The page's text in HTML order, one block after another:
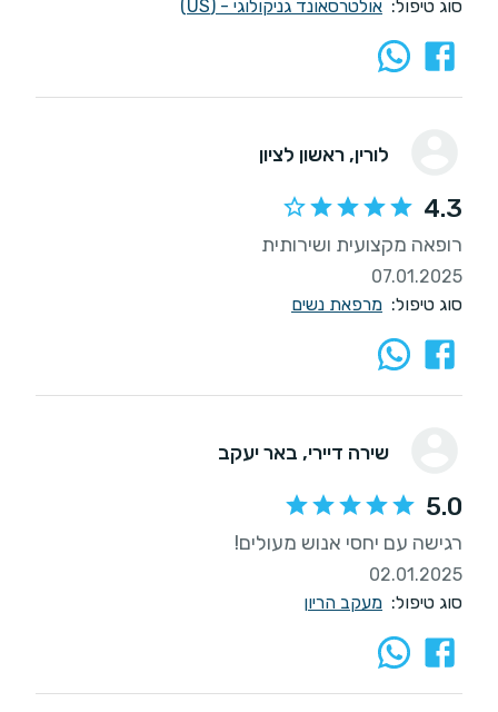
סוג טיפול: אולטרסאונד גניקולוגי - (US)
לורין, ראשון לציון
4.3
רופאה מקצועית ושירותית
07.01.2025
סוג טיפול: מרפאת נשים
שירה דיירי, באר יעקב
5.0
רגישה עם יחסי אנוש מעולים!
02.01.2025
סוג טיפול: מעקב הריון